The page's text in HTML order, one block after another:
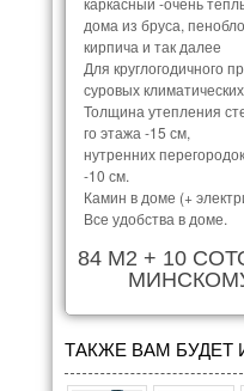
дома из бруса,
кирпича и так далее
Для круглогодичного
суровых
Толщина утепления
го этажа -15 см,
нутренних
-10 см.
Камин в доме (+
Все удобства в доме.
84 М2 + 10
ТАКЖЕ ВАМ БУДЕТ